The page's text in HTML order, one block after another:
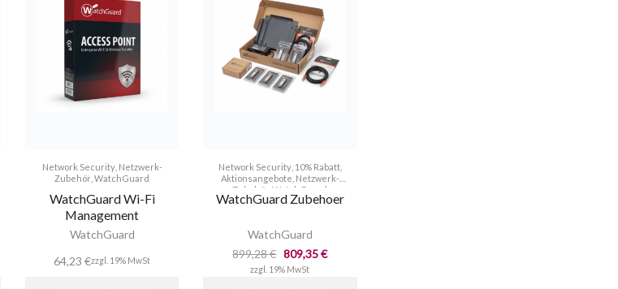
Network Security, Netzwerk-
Zubehör ,WatchGuard
WatchGuard Wi-Fi
Management
WatchGuard
64,23€zzgl. 19% MwSt
Network Security, 10% Rabatt,
Aktionsangebote Netzwerk-
Zubehör
,WatchGuard
WatchGuard Zubehoer
WatchGuard
899,28€ 809,35€
zzgl. 19% MwSt